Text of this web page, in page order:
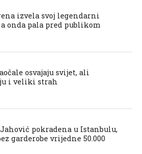
izvela svoj legendarni
onda pala pred publikom
osvajaju svijet, ali
i veliki strah
pokradena u Istanbulu,
garderobe vrijedne 50.000